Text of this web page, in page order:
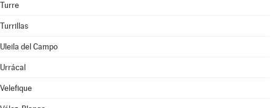
Turre
Turrillas
Uleila del Campo
Urrácal
Velefique